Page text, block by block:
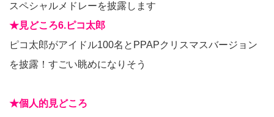
スペシャルメドレーを披露します
★見どころ6.ピコ太郎
ピコ太郎がアイドル100名とPPAPクリスマスバージョン
を披露！すごい眺めになりそう
★個人的見どころ